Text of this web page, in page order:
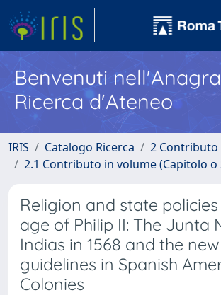
Benvenuti
Ricerca d'Ateneo
IRIS Catalogo Ricerca
2 Contributo
2.1 Contributo in volume (Capitolo o
Religion and state
age of Philip II: The Junta
Indias in 1568 and the
guidelines in Spanish
Colonies